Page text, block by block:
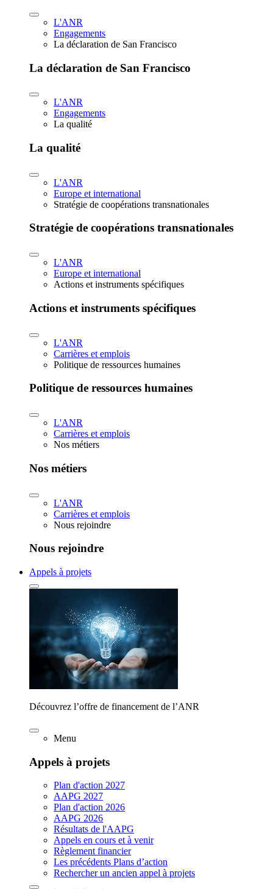
L'ANR
Engagements
La déclaration de San Francisco
La déclaration de San Francisco
L'ANR
Engagements
La qualité
La qualité
L'ANR
Europe et international
Stratégie de coopérations transnationales
Stratégie de coopérations transnationales
L'ANR
Europe et international
Actions et instruments spécifiques
Actions et instruments spécifiques
L'ANR
Carrières et emplois
Politique de ressources humaines
Politique de ressources humaines
L'ANR
Carrières et emplois
Nos métiers
Nos métiers
L'ANR
Carrières et emplois
Nous rejoindre
Nous rejoindre
Appels à projets
Découvrez l’offre de financement de l’ANR
Menu
Appels à projets
Plan d'action 2027
AAPG 2027
Plan d'action 2026
AAPG 2026
Résultats de l'AAPG
Appels en cours et à venir
Règlement financier
Les précédents Plans d’action
Rechercher un ancien appel à projets